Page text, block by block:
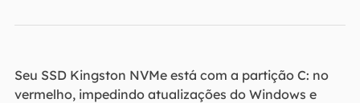
Seu SSD Kingston NVMe está com a partição C: no
vermelho, impedindo atualizações do Windows e